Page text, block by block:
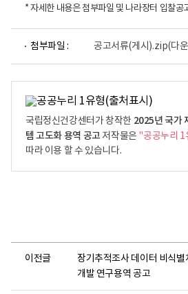
* 자세한 내용은 첨부파일 및 나라장터 입찰공
첨부파일 : 공고서류(게시).zip(다
국립정신건강센터가 창작한 2025년 국가
템 고도화 용역 공고저작물은 "공공누리
따라 이용 할 수 있습니다.
이전글
장기추적조사 데이터 비식별
개발 연구용역 공고